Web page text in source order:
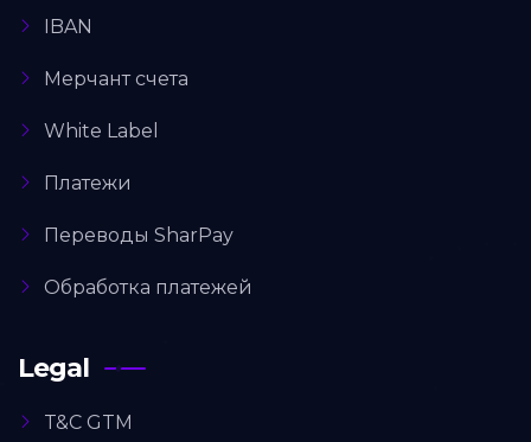
IBAN
Мерчант счета
White Label
Платежи
Переводы SharPay
Обработка платежей
Legal
T&C GTM